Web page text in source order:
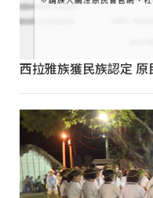
西拉雅族獲民族認定